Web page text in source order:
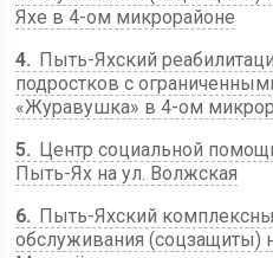
Яхе в 4-ом микрорайоне
4
Пыть-Яхский
подростков с
«Журавушка» в 4-ом
5
Центр социальной
Пыть-Ях на ул. Волжская
6
Пыть-Яхский
обслуживания (соцзащиты)